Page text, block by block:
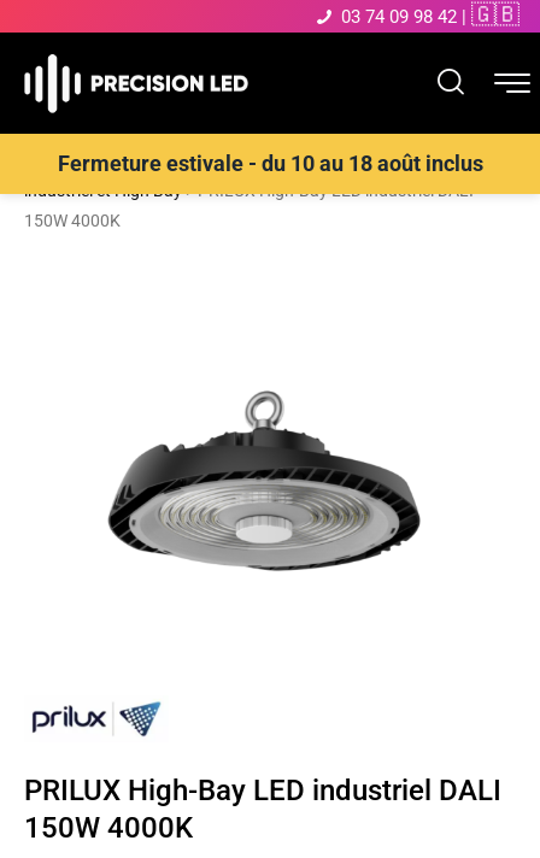
03 74 09 98 42 | 🇬🇧
Fermeture estivale - du 10 au 18 août inclus
Accueil>Boutique>ECLAIRAGE INTERIEUR LED>Luminaire
industriel et High Bay>PRILUX High-Bay LED industriel DALI
150W 4000K
PRILUX High-Bay LED industriel DALI
150W 4000K